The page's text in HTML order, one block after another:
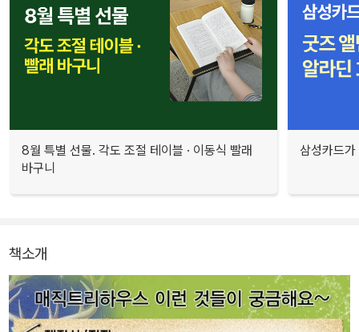
8월 특별 선물. 각도 조절 테이블 · 이동식 빨래
바구니
삼성카드
책소개